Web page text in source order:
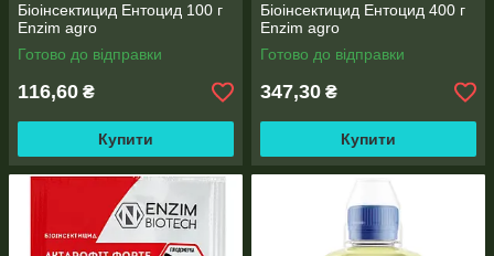
Біоінсектицид Ентоцид 100 г
Enzim agro
Готово до відправки
116,60 ₴
Купити
Біоінсектицид Ентоцид 400 г
Enzim agro
Готово до відправки
347,30 ₴
Купити